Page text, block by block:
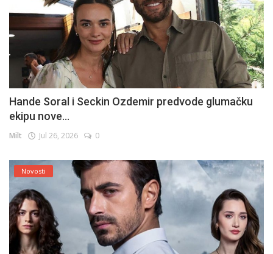
Hande Soral i Seckin Ozdemir predvode glumačku
ekipu nove...
Milt Jul 26, 2026 0
Novosti